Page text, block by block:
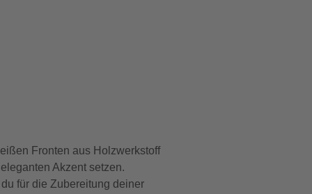
Fronten aus Holzwerkstoff
Akzent setzen.
für die Zubereitung deiner